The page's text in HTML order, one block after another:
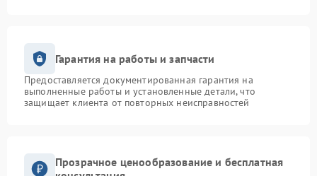
Гарантия на работы и запчасти
Предоставляется документированная гарантия на
выполненные работы и установленные детали, что
защищает клиента от повторных неисправностей
Прозрачное ценообразование и бесплатная